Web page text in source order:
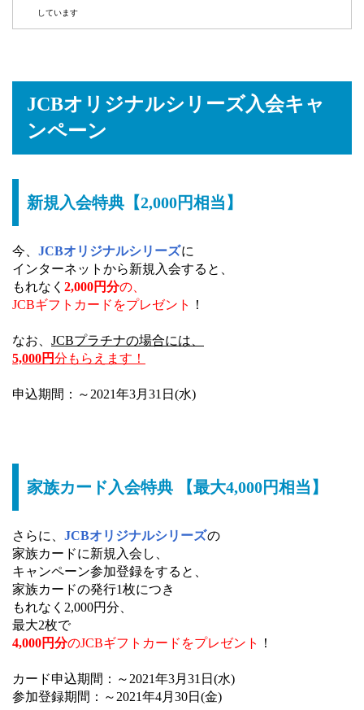
しています
JCBオリジナルシリーズ入会キャ
ンペーン
新規入会特典【2,000円相当】
今、 JCBオリジナルシリーズに
インターネットから新規入会すると、
もれなく 2,000円分の、
JCBギフトカードをプレゼント
！
なお、 JCBプラチナの場合には、
5,000円分もらえます！
申込期間：～2021年3月31日(水)
家族カード入会特典 【最大4,000円相当】
さらに、 JCBオリジナルシリーズの
家族カードに新規入会し、
キャンペーン参加登録をすると、
家族カードの発行1枚につき
もれなく2,000円分、
最大2枚で
4,000円分のJCBギフトカードをプレゼント ！
カード申込期間：～2021年3月31日(水)
参加登録期間：～2021年4月30日(金)